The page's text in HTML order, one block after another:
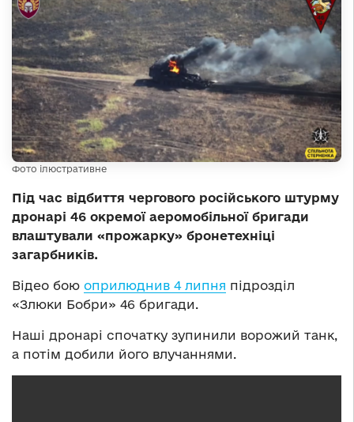
Фото ілюстративне
Під час відбиття чергового російського штурму
дронарі 46 окремої аеромобільної бригади
влаштували «прожарку» бронетехніці
загарбників.
Відео бою оприлюднив 4 липня підрозділ
«Злюки Бобри» 46 бригади.
Наші дронарі спочатку зупинили ворожий танк,
а потім добили його влучаннями.